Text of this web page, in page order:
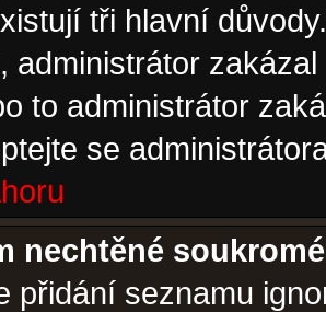
tři hlavní
administrátor
to administrátor
se
nechtěné
přidání seznamu